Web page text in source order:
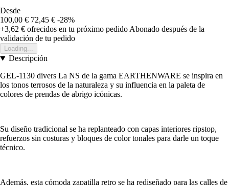
Desde
100,00 € 72,45 € -28%
+3,62 € ofrecidos en tu próximo pedido Abonado después de la
validación de tu pedido
Loading...
Descripción
GEL-1130 divers La NS de la gama EARTHENWARE se inspira en
los tonos terrosos de la naturaleza y su influencia en la paleta de
colores de prendas de abrigo icónicas.
Su diseño tradicional se ha replanteado con capas interiores ripstop,
refuerzos sin costuras y bloques de color tonales para darle un toque
técnico.
Además, esta cómoda zapatilla retro se ha rediseñado para las calles de